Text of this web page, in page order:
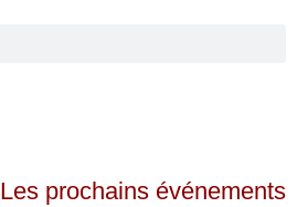
Les prochains événements